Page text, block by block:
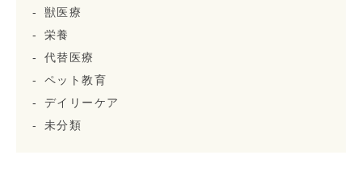
獣医療
栄養
代替医療
ペット教育
デイリーケア
未分類